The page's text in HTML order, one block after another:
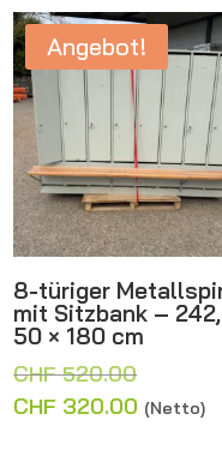
Angebot!
8-türiger
mit Sitzbank –
50 × 180 cm
CHF520.00
Preis
CHF 320.00 Aktueller
(Netto)